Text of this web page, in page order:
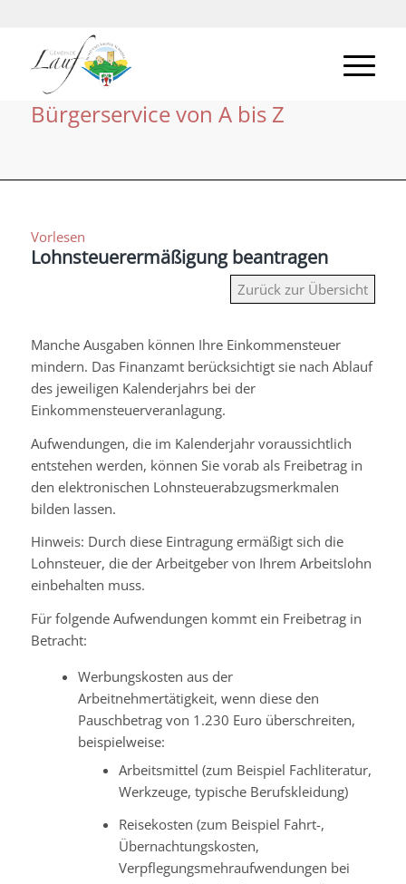
Bürgerservice von A bis Z
Vorlesen
Lohnsteuerermäßigung beantragen
Zurück zur Übersicht
Manche Ausgaben können Ihre Einkommensteuer
mindern. Das Finanzamt berücksichtigt sie nach Ablauf
des jeweiligen Kalenderjahrs bei der
Einkommensteuerveranlagung.
Aufwendungen, die im Kalenderjahr voraussichtlich
entstehen werden, können Sie vorab als Freibetrag in
den elektronischen Lohnsteuerabzugsmerkmalen
bilden lassen.
Hinweis: Durch diese Eintragung ermäßigt sich die
Lohnsteuer, die der Arbeitgeber von Ihrem Arbeitslohn
einbehalten muss.
Für folgende Aufwendungen kommt ein Freibetrag in
Betracht:
Werbungskosten aus der
Arbeitnehmertätigkeit, wenn diese den
Pauschbetrag von 1.230 Euro überschreiten,
beispielweise:
Arbeitsmittel (zum Beispiel Fachliteratur,
Werkzeuge, typische Berufskleidung)
Reisekosten (zum Beispiel Fahrt-,
Übernachtungskosten,
Verpflegungsmehraufwendungen bei